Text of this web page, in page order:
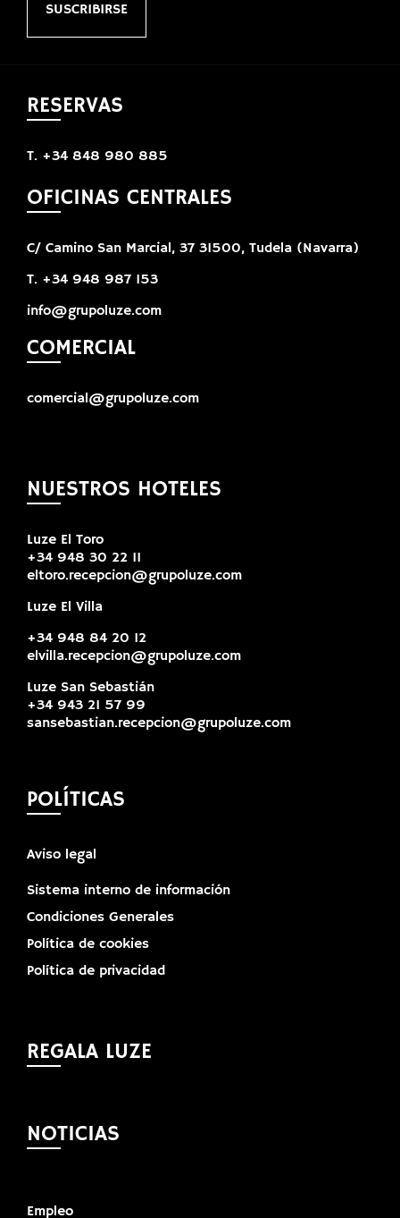
SUSCRIBIRSE
RESERVAS
T. +34 848 980 885
OFICINAS CENTRALES
C/ Camino San Marcial, 37 31500, Tudela (Navarra)
T. +34 948 987 153
info@grupoluze.com
COMERCIAL
comercial@grupoluze.com
NUESTROS HOTELES
Luze El Toro
+34 948 30 22 11
eltoro.recepcion@grupoluze.com
Luze El Villa
+34 948 84 20 12
elvilla.recepcion@grupoluze.com
Luze San Sebastián
+34 943 21 57 99
sansebastian.recepcion@grupoluze.com
POLÍTICAS
Aviso legal
Sistema interno de información
Condiciones Generales
Política de cookies
Política de privacidad
REGALA LUZE
NOTICIAS
Empleo